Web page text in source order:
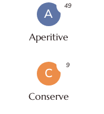
A
Aperitive
49
C
Conserve
9